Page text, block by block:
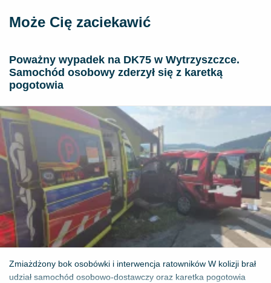
Może Cię zaciekawić
Poważny wypadek na DK75 w Wytrzyszczce.
Samochód osobowy zderzył się z karetką
pogotowia
Zmiażdżony bok osobówki i interwencja ratowników W kolizji brał
udział samochód osobowo-dostawczy oraz karetka pogotowia